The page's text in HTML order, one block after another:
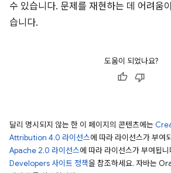
수 있습니다. 문제를 재현하는 데 어려움
습니다.
도움이 되었나요?
달리 명시되지 않는 한 이 페이지의 콘텐츠에는
Attribution 4.0 라이선스에 따라 라이선스가 부여
Apache 2.0 라이선스에 따라 라이선스가 부여됩
Developers 사이트 정책을 참조하세요. 자바는